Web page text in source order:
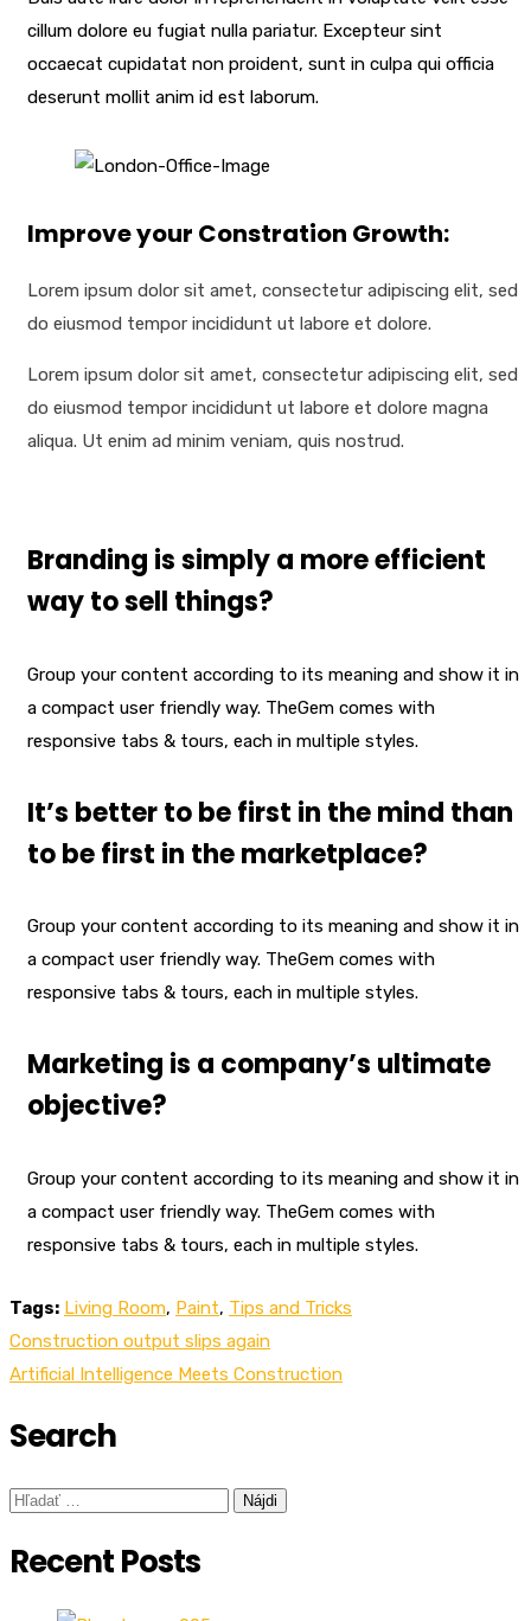
cillum dolore eu fugiat nulla pariatur. Excepteur sint
occaecat cupidatat non proident, sunt in culpa qui officia
deserunt mollit anim id est laborum.
Improve your Constration Growth:
Lorem ipsum dolor sit amet, consectetur adipiscing elit, sed
do eiusmod tempor incididunt ut labore et dolore.
Lorem ipsum dolor sit amet, consectetur adipiscing elit, sed
do eiusmod tempor incididunt ut labore et dolore magna
aliqua. Ut enim ad minim veniam, quis nostrud.
Branding is simply a more efficient
way to sell things?
Group your content according to its meaning and show it in
a compact user friendly way. TheGem comes with
responsive tabs & tours, each in multiple styles.
It’s better to be first in the mind than
to be first in the marketplace?
Group your content according to its meaning and show it in
a compact user friendly way. TheGem comes with
responsive tabs & tours, each in multiple styles.
Marketing is a company’s ultimate
objective?
Group your content according to its meaning and show it in
a compact user friendly way. TheGem comes with
responsive tabs & tours, each in multiple styles.
Tags: Living Room, Paint, Tips and Tricks
Navigácia
v
článku
Construction output slips again
Artificial Intelligence Meets Construction
Search
Hľadať:
Recent Posts